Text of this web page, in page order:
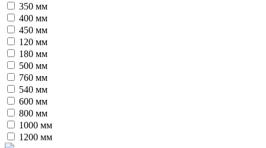
350 мм
400 мм
450 мм
120 мм
180 мм
500 мм
760 мм
540 мм
600 мм
800 мм
1000 мм
1200 мм